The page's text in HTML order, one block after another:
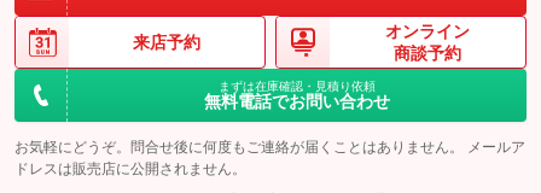
来店予約
オンライン
商談予約
まずは在庫確認・見積り依頼
無料電話でお問い合わせ
お気軽にどうぞ。問合せ後に何度もご連絡が届くことはありません。 メールア
ドレスは販売店に公開されません。